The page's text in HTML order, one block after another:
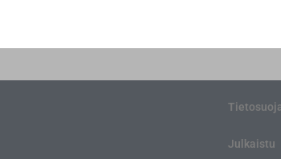
Julkaistu